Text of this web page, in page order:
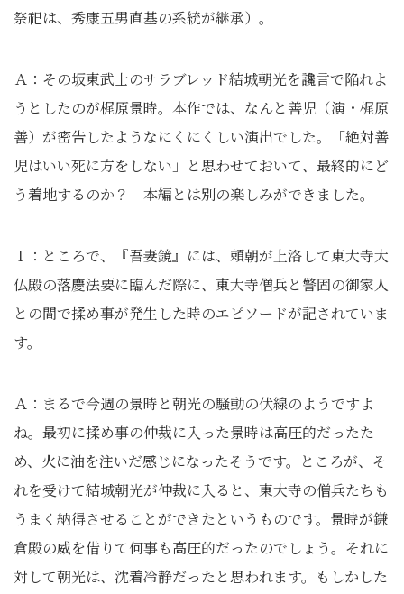
祭祀は、秀康五男直基の系統が継承）。
Ａ：その坂東武士のサラブレッド結城朝光を讒言で陥れよ
うとしたのが梶原景時。本作では、なんと善児（演・梶原
善）が密告したようなにくにくしい演出でした。「絶対善
児はいい死に方をしない」と思わせておいて、最終的にど
う着地するのか？ 本編とは別の楽しみができました。
Ｉ：ところで、『吾妻鏡』には、頼朝が上洛して東大寺大
仏殿の落慶法要に臨んだ際に、東大寺僧兵と警固の御家人
との間で揉め事が発生した時のエピソードが記されていま
す。
Ａ：まるで今週の景時と朝光の騒動の伏線のようですよ
ね。最初に揉め事の仲裁に入った景時は高圧的だったた
め、火に油を注いだ感じになったそうです。ところが、そ
れを受けて結城朝光が仲裁に入ると、東大寺の僧兵たちも
うまく納得させることができたというものです。景時が鎌
倉殿の威を借りて何事も高圧的だったのでしょう。それに
対して朝光は、沈着冷静だったと思われます。もしかした